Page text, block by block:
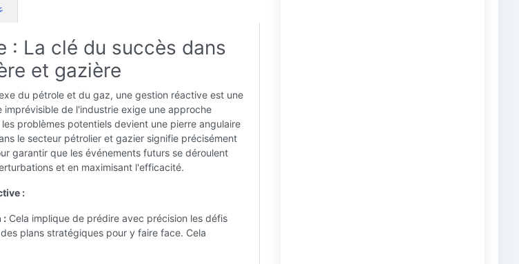
: La clé du succès dans
et gazière
du pétrole et du gaz, une gestion réactive est une
de l'industrie exige une approche
problèmes potentiels devient une pierre angulaire
le secteur pétrolier et gazier signifie précisément
garantir que les événements futurs se déroulent
et en maximisant l'efficacité.
:
: Cela implique de prédire avec précision les défis
plans stratégiques pour y faire face. Cela